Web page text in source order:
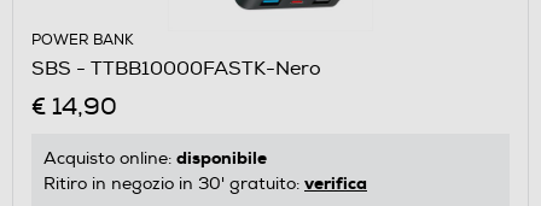
POWER BANK
SBS - TTBB10000FASTK-Nero
€ 14,90
Acquisto online: disponibile
Ritiro in negozio in 30' gratuito: verifica